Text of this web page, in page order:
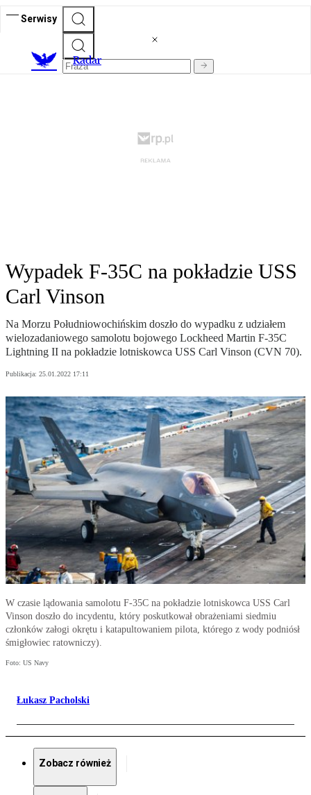
Serwisy
Radar
Wypadek F-35C na pokładzie USS
Carl Vinson
Na Morzu Południowochińskim doszło do wypadku z udziałem
wielozadaniowego samolotu bojowego Lockheed Martin F-35C
Lightning II na pokładzie lotniskowca USS Carl Vinson (CVN 70).
Publikacja: 25.01.2022 17:11
W czasie lądowania samolotu F-35C na pokładzie lotniskowca USS Carl
Vinson doszło do incydentu, który poskutkował obrażeniami siedmiu
członków załogi okrętu i katapultowaniem pilota, którego z wody podniósł
śmigłowiec ratowniczy).
Foto: US Navy
Łukasz Pacholski
Zobacz również